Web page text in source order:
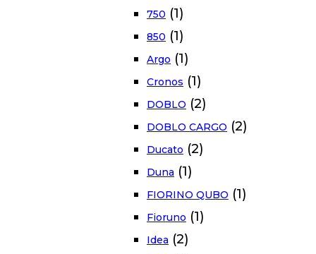
750 (1)
850 (1)
Argo (1)
Cronos (1)
DOBLO (2)
DOBLO CARGO (2)
Ducato (2)
Duna (1)
FIORINO QUBO (1)
Fioruno (1)
Idea (2)